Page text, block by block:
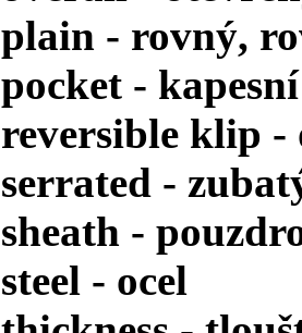
plain - rovný,
pocket - kapesní
reversible klip
serrated -
sheath -
steel - ocel